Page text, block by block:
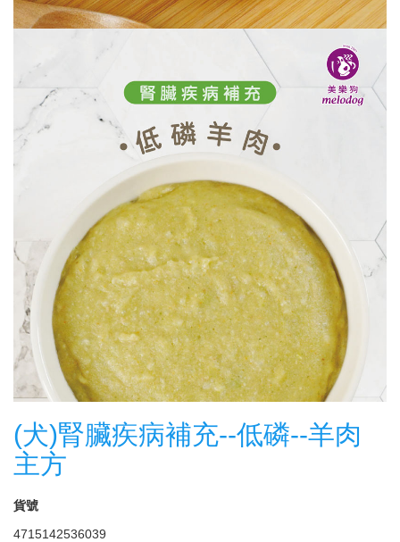
(犬)腎臟疾病補充--低磷--羊肉
主方
貨號
4715142536039